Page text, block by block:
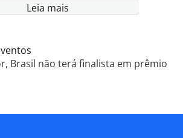
Leia mais
Brasil não terá finalista em prêmio